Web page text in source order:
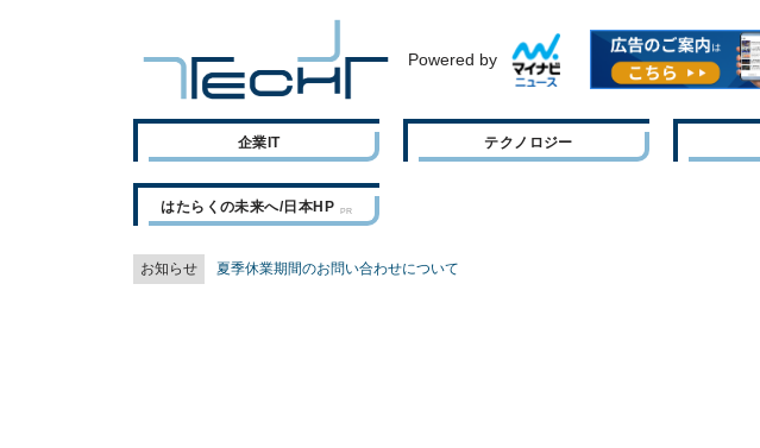
Powered by
企業IT テクノロジー
はたらくの未来へ/日本HP
お知らせ 夏季休業期間のお問い合わせについて